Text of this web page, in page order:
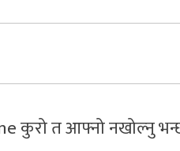
कुरो त आफ्नो नखोल्नु